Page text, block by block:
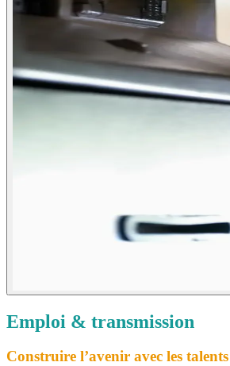
Emploi & transmission
Construire l’avenir avec les